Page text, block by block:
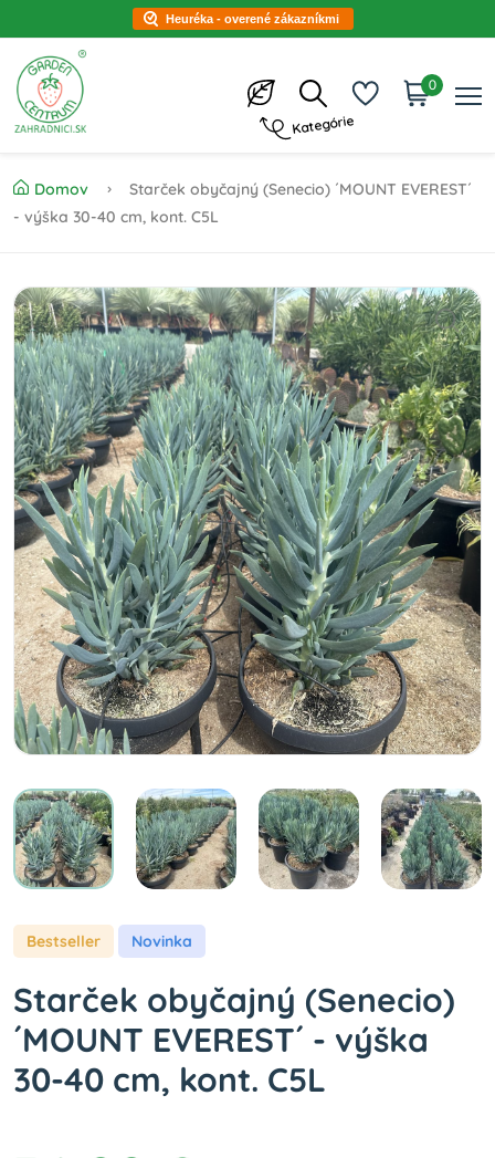
Heuréka - overené zákazníkmi
Kategórie
0
Domov
Starček obyčajný (Senecio) ´MOUNT EVEREST´
- výška 30-40 cm, kont. C5L
Bestseller Novinka
Starček obyčajný (Senecio)
´MOUNT EVEREST´ - výška
30-40 cm, kont. C5L